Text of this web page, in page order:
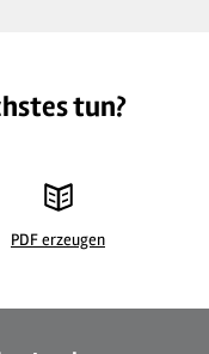
tun?
PDF erzeugen